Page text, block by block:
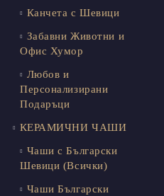
Канчета с Шевици
Забавни Животни и
Офис Хумор
Любов и
Персонализирани
Подаръци
КЕРАМИЧНИ ЧАШИ
Чаши с Български
Шевици (Всички)
Чаши Български